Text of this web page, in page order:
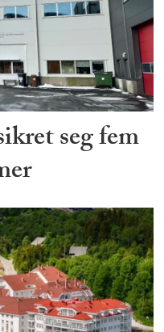
seg fem